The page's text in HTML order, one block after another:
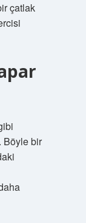
çatlak
Böyle bir